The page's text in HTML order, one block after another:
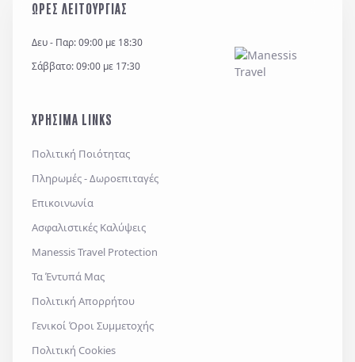
εξυπηρέτηση κάθε έννομου συμφέροντος ή
υποστήριξη νομικών αξιώσεων.
Γενικούς Όρους Συμμετοχής
Επιθυμώ να λαμβάνω προσφορές μέσω e-mail,
ΩΡΕΣ ΛΕΙΤΟΥΡΓΙΑΣ
Δευ - Παρ: 09:00 με 18:30
Σάββατο: 09:00 με 17:30
ΧΡΗΣΙΜΑ LINKS
Πολιτική Ποιότητας
Πληρωμές - Δωροεπιταγές
Επικοινωνία
Ασφαλιστικές Καλύψεις
Manessis Travel Protection
Τα Έντυπά Μας
Πολιτική Απορρήτου
Γενικοί Όροι Συμμετοχής
Πολιτική Cookies